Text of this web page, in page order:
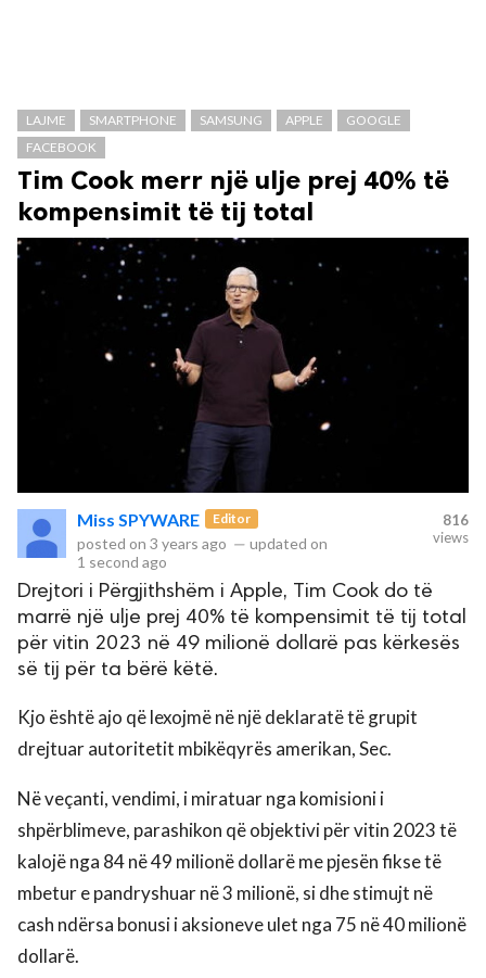
LAJME SMARTPHONE SAMSUNG APPLE
GOOGLE
FACEBOOK
Tim Cook merr një ulje prej 40% të
kompensimit të tij total
Miss SPYWARE Editor
posted on 3 years ago — updated on
1 second ago
816
views
Drejtori i Përgjithshëm i Apple, Tim Cook do të
marrë një ulje prej 40% të kompensimit të tij total
për vitin 2023 në 49 milionë dollarë pas kërkesës
së tij për ta bërë këtë.
Kjo është ajo që lexojmë në një deklaratë të grupit
drejtuar autoritetit mbikëqyrës amerikan, Sec.
Në veçanti, vendimi, i miratuar nga komisioni i
shpërblimeve, parashikon që objektivi për vitin 2023 të
kalojë nga 84 në 49 milionë dollarë me pjesën fikse të
mbetur e pandryshuar në 3 milionë, si dhe stimujt në
cash ndërsa bonusi i aksioneve ulet nga 75 në 40 milionë
dollarë.